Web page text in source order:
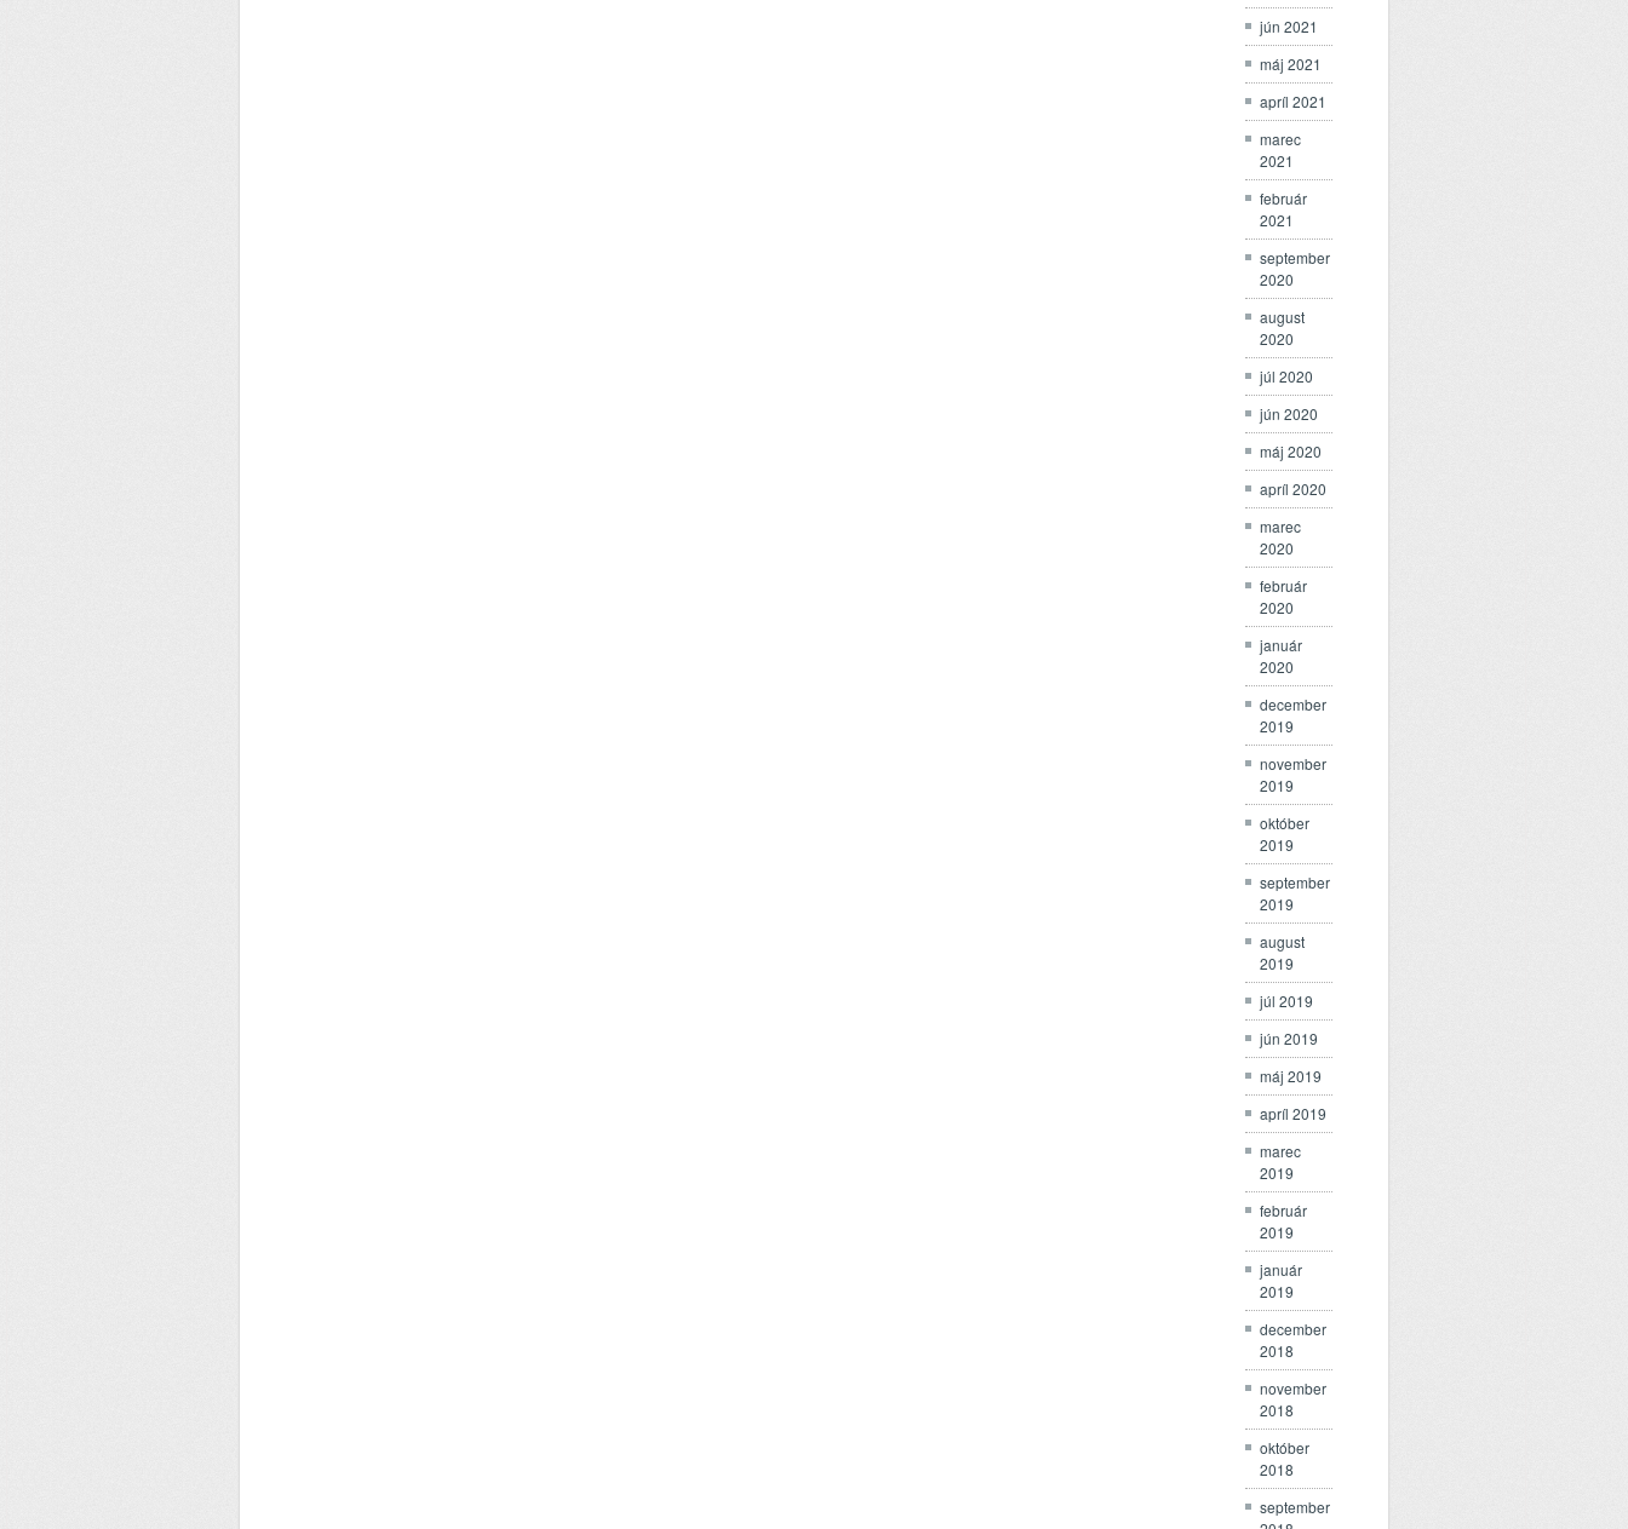
jún 2021
máj 2021
apríl 2021
marec
2021
február
2021
september
2020
august
2020
júl 2020
jún 2020
máj 2020
apríl 2020
marec
2020
február
2020
január
2020
december
2019
november
2019
október
2019
september
2019
august
2019
júl 2019
jún 2019
máj 2019
apríl 2019
marec
2019
február
2019
január
2019
december
2018
november
2018
október
2018
september